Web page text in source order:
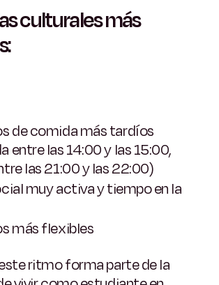
culturales más
de comida más tardíos
entre las 14:00 y las 15:00,
las 21:00 y las 22:00)
muy activa y tiempo en la
más flexibles
ritmo forma parte de la